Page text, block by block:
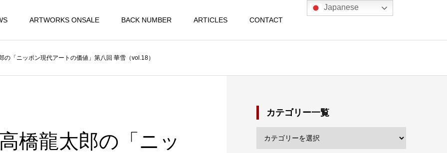
ARTWORKS ONSALE BACK NUMBER ARTICLES CONTACT
の「ニッポン現代アートの価値」第八回 華雪（vol.18）
橋龍太郎の「ニッ
カテゴリー一覧
Japanese